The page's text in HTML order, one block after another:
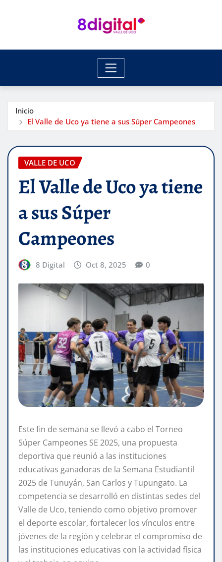
Inicio
El Valle de Uco ya tiene a sus Súper Campeones
VALLE DE UCO
El Valle de Uco ya tiene
a sus Súper
Campeones
8 Digital Oct 8, 2025 0
Este fin de semana se llevó a cabo el Torneo
Súper Campeones SE 2025, una propuesta
deportiva que reunió a las instituciones
educativas ganadoras de la Semana Estudiantil
2025 de Tunuyán, San Carlos y Tupungato. La
competencia se desarrolló en distintas sedes del
Valle de Uco, teniendo como objetivo promover
el deporte escolar, fortalecer los vínculos entre
jóvenes de la región y celebrar el compromiso de
las instituciones educativas con la actividad física